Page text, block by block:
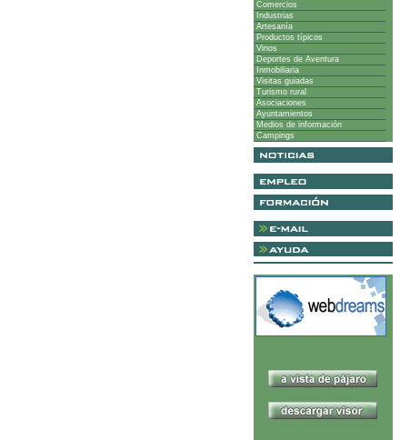
Comercios
Industrias
Artesanía
Productos típicos
Vinos
Deportes de Aventura
Inmobiliaria
Visitas guiadas
Turismo rural
Asociaciones
Ayuntamientos
Medios de información
Campings